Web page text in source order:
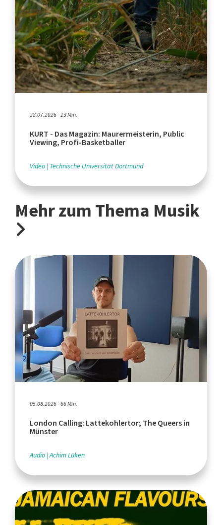
28.07.2026 - 13 Min.
KURT - Das Magazin: Maurermeisterin, Public
Viewing, Profi-Basketballer
Video Technische Universität Dortmund
Mehr zum Thema Musik
05.08.2026 - 66 Min.
London Calling: Lattekohlertor; The Queers in
Münster
Audio Achim Lüken